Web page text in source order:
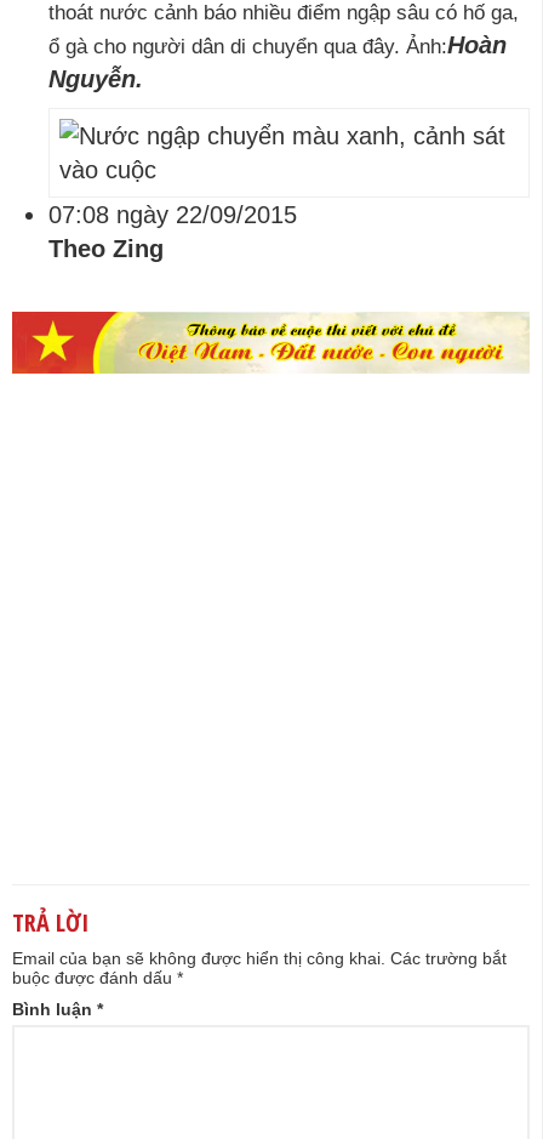
thoát nước cảnh báo nhiều điểm ngập sâu có hố ga,
ổ gà cho người dân di chuyển qua đây. Ảnh:Hoàn
Nguyễn.
07:08 ngày 22/09/2015
Theo Zing
TRẢ LỜI
Email của bạn sẽ không được hiển thị công khai. Các trường bắt
buộc được đánh dấu *
Bình luận *